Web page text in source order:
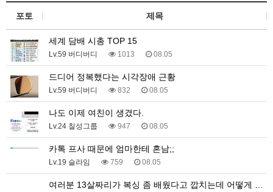
포토 제목
세계 담배 시총 TOP 15
Lv.59 버디버디 1013 08.05
드디어 정복했다는 시각장애 근황
Lv.59 버디버디 832 08.05
나도 이제 여친이 생겼다.
Lv.24 칠성그룹 947 08.05
카톡 프사 때문에 엄마한테 혼남;;
Lv.19 슬라임 759 08.05
여러분 13살짜리가 복싱 좀 배웠다고 깝치는데 어떻게 …